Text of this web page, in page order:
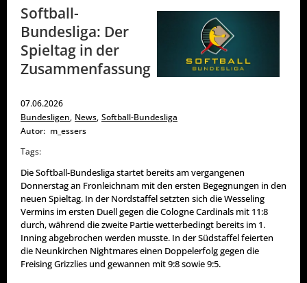
Softball-
Bundesliga: Der
Spieltag in der
Zusammenfassung
07.06.2026
Bundesligen, News, Softball-Bundesliga
Autor: m_essers
Tags:
Die Softball-Bundesliga startet bereits am vergangenen
Donnerstag an Fronleichnam mit den ersten Begegnungen in den
neuen Spieltag. In der Nordstaffel setzten sich die Wesseling
Vermins im ersten Duell gegen die Cologne Cardinals mit 11:8
durch, während die zweite Partie wetterbedingt bereits im 1.
Inning abgebrochen werden musste. In der Südstaffel feierten
die Neunkirchen Nightmares einen Doppelerfolg gegen die
Freising Grizzlies und gewannen mit 9:8 sowie 9:5.